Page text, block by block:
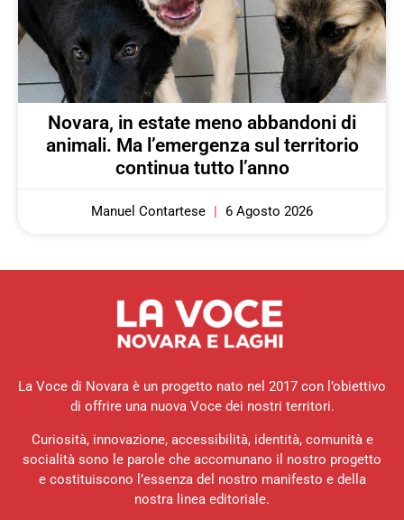
Novara, in estate meno abbandoni di
animali. Ma l’emergenza sul territorio
continua tutto l’anno
Manuel Contartese 6 Agosto 2026
La Voce di Novara è un progetto nato nel 2017 con l’obiettivo
di offrire una nuova Voce dei nostri territori.
Curiosità, innovazione, accessibilità, identità, comunità e
socialità sono le parole che accomunano il nostro progetto
e costituiscono l’essenza del nostro manifesto e della
nostra linea editoriale.